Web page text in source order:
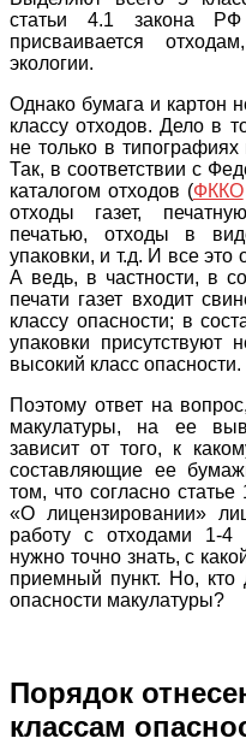
статьи 4.1 закона
присваивается
экологии.
Однако бумага и картон
классу отходов. Дело в
не только в типографиях
Так, в соответствии с
каталогом отходов (ФККО
отходы газет,
печатью, отходы в
упаковки, и т.д. И все
А ведь, в частности, в
печати газет входит
классу опасности; в
упаковки
высокий класс опасности.
Поэтому ответ на
макулатуры, на ее
зависит от того, к
составляющие ее
том, что согласно
«О лицензировании»
работу с отходами 1-4
нужно точно знать, с
приемный пункт. Но, кто
опасности макулатуры?
Порядок
классам